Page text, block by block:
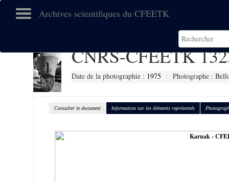
Archives scientifiques du CFEETK
CNRS-CFEETK
Date de la photographie : 1975 Photographe :
Consulter le document Information sur les éléments représentés